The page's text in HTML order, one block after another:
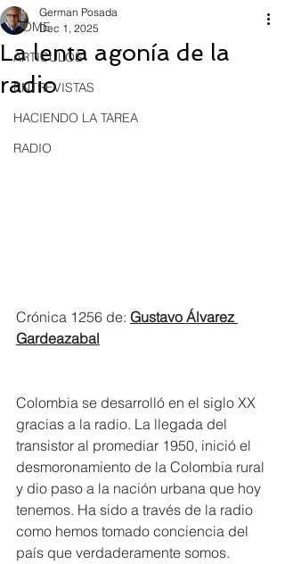
HOME
ARTICULOS
ENTREVISTAS
HACIENDO LA TAREA
RADIO
La lenta agonía de la
radio
German Posada
Dec 1, 2025
Crónica 1256 de: Gustavo Álvarez
Gardeazabal
Colombia se desarrolló en el siglo XX
gracias a la radio. La llegada del
transistor al promediar 1950, inició el
desmoronamiento de la Colombia rural
y dio paso a la nación urbana que hoy
tenemos. Ha sido a través de la radio
como hemos tomado conciencia del
país que verdaderamente somos.